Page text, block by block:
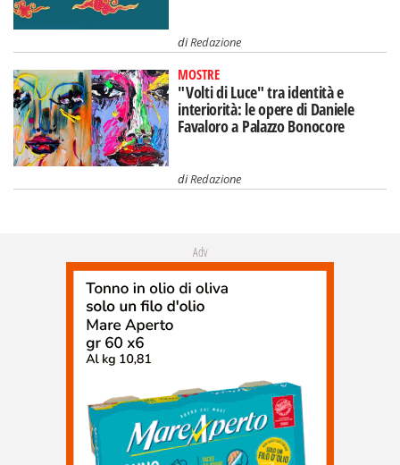
diRedazione
MOSTRE
"Volti di Luce" tra identità e
interiorità: le opere di Daniele
Favaloro a Palazzo Bonocore
diRedazione
Adv